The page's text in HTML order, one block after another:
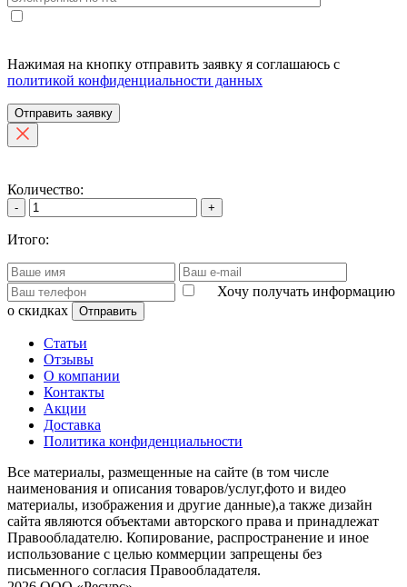
Нажимая на кнопку отправить заявку я соглашаюсь с
политикой конфиденциальности данных
Отправить заявку
Количество:
- +
Итого:
Хочу получать информацию
о скидках
Отправить
Статьи
Отзывы
О компании
Контакты
Акции
Доставка
Политика конфиденциальности
Все материалы, размещенные на сайте (в том числе
наименования и описания товаров/услуг,фото и видео
материалы, изображения и другие данные),а также дизайн
сайта являются объектами авторского права и принадлежат
Правообладателю. Копирование, распространение и иное
использование с целью коммерции запрещены без
письменного согласия Правообладателя.